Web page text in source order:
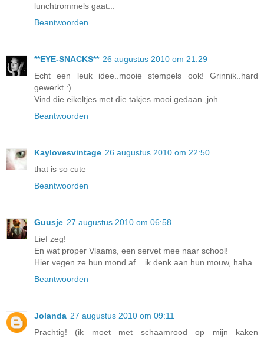
lunchtrommels gaat...
Beantwoorden
**EYE-SNACKS** 26 augustus 2010 om 21:29
Echt een leuk idee..mooie stempels ook! Grinnik..hard
gewerkt :)
Vind die eikeltjes met die takjes mooi gedaan ,joh.
Beantwoorden
Kaylovesvintage 26 augustus 2010 om 22:50
that is so cute
Beantwoorden
Guusje 27 augustus 2010 om 06:58
Lief zeg!
En wat proper Vlaams, een servet mee naar school!
Hier vegen ze hun mond af....ik denk aan hun mouw, haha
Beantwoorden
Jolanda 27 augustus 2010 om 09:11
Prachtig! (ik moet met schaamrood op mijn kaken